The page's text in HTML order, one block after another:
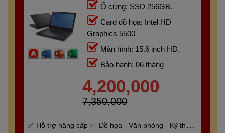
Ổ cứng: SSD 256GB.
Card đồ họa: Intel HD
Graphics 5500
Màn hình: 15.6 inch HD.
Bảo hành: 06 tháng
4,200,000
7,350,000
Hỗ trợ nâng cấp
Đồ họa - Văn phòng - Kỹ thuật